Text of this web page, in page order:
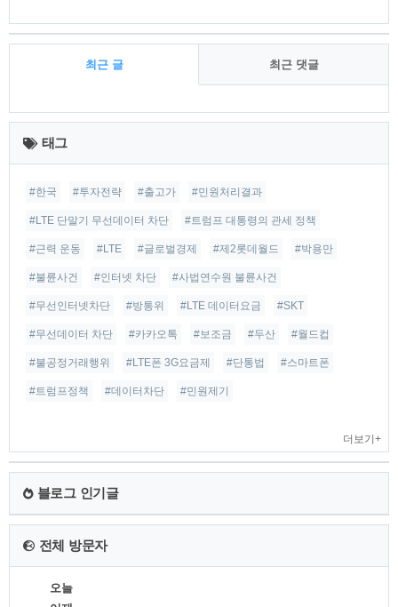
최근 글 최근 댓글
최
근
글
태그
#한국 #투자전략 #출고가 #민원처리결과
#LTE 단말기 무선데이터 차단 #트럼프 대통령의 관세 정책
#근력 운동 #LTE #글로벌경제 #제2롯데월드 #박용만
#불륜사건 #인터넷 차단 #사법연수원 불륜사건
#무선인터넷차단 #방통위 #LTE 데이터요금 #SKT
#무선데이터 차단 #카카오톡 #보조금 #두산 #월드컵
#불공정거래행위 #LTE폰 3G요금제 #단통법 #스마트폰
#트럼프정책 #데이터차단 #민원제기
더보기+
블로그 인기글
전체 방문자
오늘